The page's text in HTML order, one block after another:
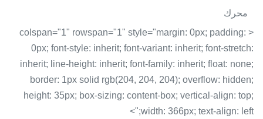
محرك
< colspan="1" rowspan="1" style="margin: 0px; padding:
0px; font-style: inherit; font-variant: inherit; font-stretch:
inherit; line-height: inherit; font-family: inherit; float: none;
border: 1px solid rgb(204, 204, 204); overflow: hidden;
height: 35px; box-sizing: content-box; vertical-align: top;
width: 366px; text-align: left;">